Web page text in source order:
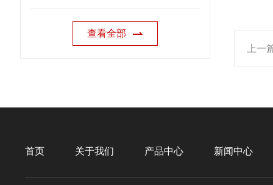
查看全部
上一
首页 关于我们 产品中心 新闻中心